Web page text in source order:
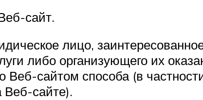
сайт.
лицо,
либо организующего их
Веб-сайтом способа (в
сайте).